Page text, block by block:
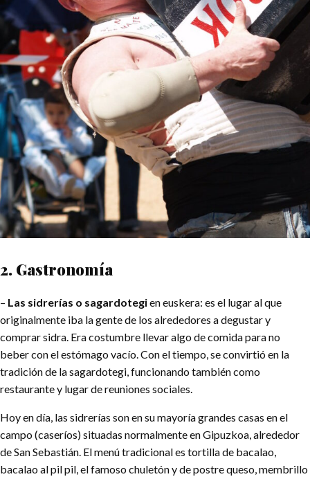
2. Gastronomía
– Las sidrerías o sagardotegien euskera: es el lugar al que
originalmente iba la gente de los alrededores a degustar y
comprar sidra. Era costumbre llevar algo de comida para no
beber con el estómago vacío. Con el tiempo, se convirtió en la
tradición de la sagardotegi, funcionando también como
restaurante y lugar de reuniones sociales.
Hoy en día, las sidrerías son en su mayoría grandes casas en el
campo (caseríos) situadas normalmente en Gipuzkoa, alrededor
de San Sebastián. El menú tradicional es tortilla de bacalao,
bacalao al pil pil, el famoso chuletón y de postre queso, membrillo